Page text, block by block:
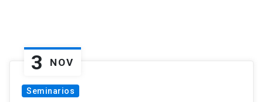
3 NOV
Seminarios